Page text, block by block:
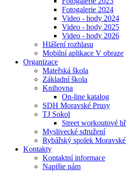
Fotogalerie 2024
Video - hody 2024
Video - hody 2025
Video - hody 2026
Hlášení rozhlasu
Mobilní aplikace V obraze
Organizace
Mateřská škola
Základní škola
Knihovna
On-line katalog
SDH Moravské Prusy
TJ Sokol
Street workoutové
Myslivecké sdružení
Rybářský spolek
Kontakty
Kontaktní informace
Napište nám